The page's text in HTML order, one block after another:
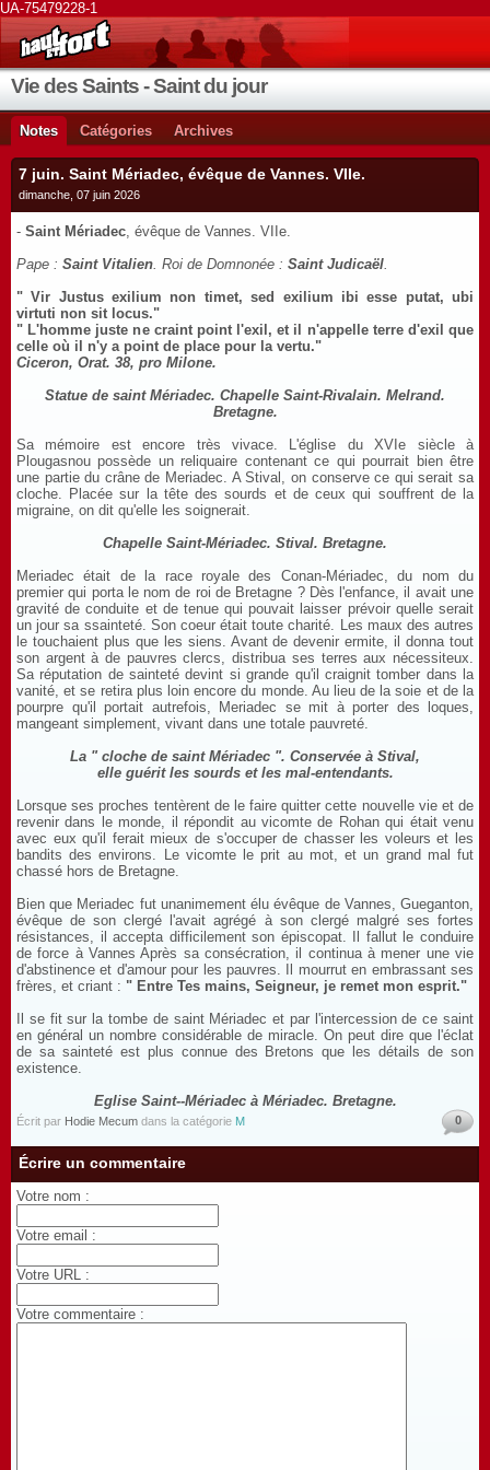
UA-75479228-1
Vie des Saints - Saint du jour
Notes Catégories Archives
7 juin. Saint Mériadec, évêque de Vannes. VIIe.
dimanche, 07 juin 2026
- Saint Mériadec, évêque de Vannes. VIIe.
Pape : Saint Vitalien. Roi de Domnonée : Saint Judicaël.
" Vir Justus exilium non timet, sed exilium ibi esse putat, ubi
virtuti non sit locus."
" L'homme juste ne craint point l'exil, et il n'appelle terre d'exil que
celle où il n'y a point de place pour la vertu."
Ciceron, Orat. 38, pro Milone.
Statue de saint Mériadec. Chapelle Saint-Rivalain. Melrand.
Bretagne.
Sa mémoire est encore très vivace. L'église du XVIe siècle à
Plougasnou possède un reliquaire contenant ce qui pourrait bien être
une partie du crâne de Meriadec. A Stival, on conserve ce qui serait sa
cloche. Placée sur la tête des sourds et de ceux qui souffrent de la
migraine, on dit qu'elle les soignerait.
Chapelle Saint-Mériadec. Stival. Bretagne.
Meriadec était de la race royale des Conan-Mériadec, du nom du
premier qui porta le nom de roi de Bretagne ? Dès l'enfance, il avait une
gravité de conduite et de tenue qui pouvait laisser prévoir quelle serait
un jour sa ssainteté. Son coeur était toute charité. Les maux des autres
le touchaient plus que les siens. Avant de devenir ermite, il donna tout
son argent à de pauvres clercs, distribua ses terres aux nécessiteux.
Sa réputation de sainteté devint si grande qu'il craignit tomber dans la
vanité, et se retira plus loin encore du monde. Au lieu de la soie et de la
pourpre qu'il portait autrefois, Meriadec se mit à porter des loques,
mangeant simplement, vivant dans une totale pauvreté.
La " cloche de saint Mériadec ". Conservée à Stival,
elle guérit les sourds et les mal-entendants.
Lorsque ses proches tentèrent de le faire quitter cette nouvelle vie et de
revenir dans le monde, il répondit au vicomte de Rohan qui était venu
avec eux qu'il ferait mieux de s'occuper de chasser les voleurs et les
bandits des environs. Le vicomte le prit au mot, et un grand mal fut
chassé hors de Bretagne.
Bien que Meriadec fut unanimement élu évêque de Vannes, Gueganton,
évêque de son clergé l'avait agrégé à son clergé malgré ses fortes
résistances, il accepta difficilement son épiscopat. Il fallut le conduire
de force à Vannes Après sa consécration, il continua à mener une vie
d'abstinence et d'amour pour les pauvres. Il mourrut en embrassant ses
frères, et criant : " Entre Tes mains, Seigneur, je remet mon esprit."
Il se fit sur la tombe de saint Mériadec et par l'intercession de ce saint
en général un nombre considérable de miracle. On peut dire que l'éclat
de sa sainteté est plus connue des Bretons que les détails de son
existence.
Eglise Saint--Mériadec à Mériadec. Bretagne.
Écrit par Hodie Mecum dans la catégorie M 0
Écrire un commentaire
Votre nom :
Votre email :
Votre URL :
Votre commentaire :